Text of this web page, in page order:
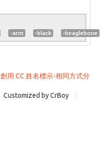
-arm -black -beaglebone
創用 CC 姓名標示-相同方式分
Customized by CrBoy